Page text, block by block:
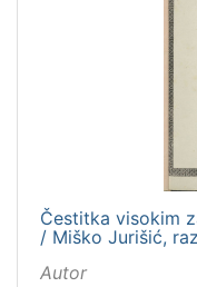
Čestitka visokim
/ Miško Jurišić,
Autor